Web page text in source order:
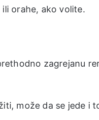
orahe, ako volite.
zagrejanu
može da se jede i